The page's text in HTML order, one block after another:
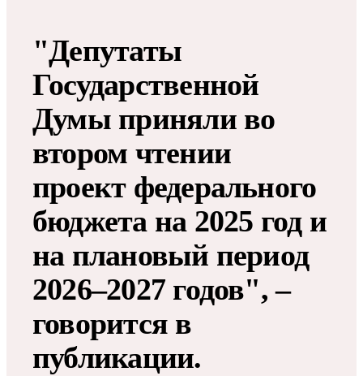
"Депутаты
Государственной
Думы приняли во
втором чтении
проект федерального
бюджета на 2025 год и
на плановый период
2026–2027 годов", –
говорится в
публикации.